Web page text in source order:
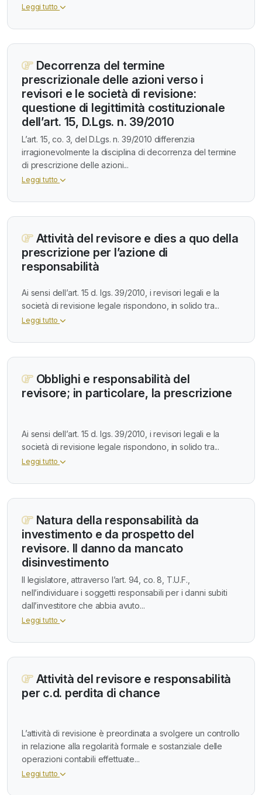
Leggi tutto
Decorrenza del termine
prescrizionale delle azioni verso i
revisori e le società di revisione:
questione di legittimità costituzionale
dell’art. 15, D.Lgs. n. 39/2010
L’art. 15, co. 3, del D.Lgs. n. 39/2010 differenzia
irragionevolmente la disciplina di decorrenza del termine
di prescrizione delle azioni...
Leggi tutto
Attività del revisore e dies a quo della
prescrizione per l’azione di
responsabilità
Ai sensi dell’art. 15 d. lgs. 39/2010, i revisori legali e la
società di revisione legale rispondono, in solido tra...
Leggi tutto
Obblighi e responsabilità del
revisore; in particolare, la prescrizione
Ai sensi dell’art. 15 d. lgs. 39/2010, i revisori legali e la
società di revisione legale rispondono, in solido tra...
Leggi tutto
Natura della responsabilità da
investimento e da prospetto del
revisore. Il danno da mancato
disinvestimento
Il legislatore, attraverso l’art. 94, co. 8, T.U.F.,
nell’individuare i soggetti responsabili per i danni subiti
dall’investitore che abbia avuto...
Leggi tutto
Attività del revisore e responsabilità
per c.d. perdita di chance
L’attività di revisione è preordinata a svolgere un controllo
in relazione alla regolarità formale e sostanziale delle
operazioni contabili effettuate...
Leggi tutto